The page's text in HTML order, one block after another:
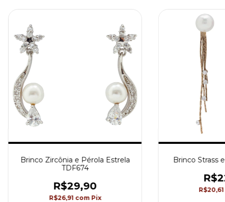
Brinco Zircônia e Pérola Estrela
TDF674
R$29,90
R$26,91 com Pix
Brinco Strass
R$20,61